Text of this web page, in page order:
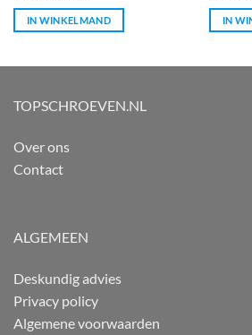
IN WINKELMAND IN
TOPSCHROEVEN.NL
Over ons
Contact
ALGEMEEN
Deskundig advies
Privacy policy
Algemene voorwaarden